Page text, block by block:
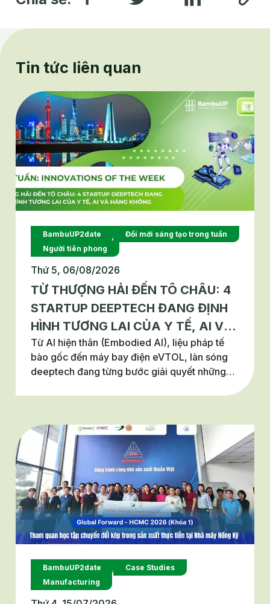
Tin tức liên quan
BambuUP2date
Đổi mới sáng tạo trong tuần
Người tiên phong
Thứ 5, 06/08/2026
TỪ THƯỢNG HẢI ĐẾN TÔ CHÂU: 4
STARTUP DEEPTECH ĐANG ĐỊNH
HÌNH TƯƠNG LAI CỦA Y TẾ, AI VÀ
HÀNG KHÔNG
Từ AI hiện thân (Embodied AI), liệu pháp tế
bào gốc đến máy bay điện eVTOL, làn sóng
deeptech đang từng bước giải quyết những
cách đổi mới sáng tạo được thương mại hóa
để tạo ra giá trị thực cho xã hội. Tuần này,
Innovations of the Week sẽ cùng bạn khám
phá 4 startup deeptech tiêu biểu đến từ
Thượng Hải và Tô Châu, nơi đang nổi lên như
những trung tâm đổi mới sáng tạo hàng đầu
châu Á.
BambuUP2date
Case Studies
Manufacturing